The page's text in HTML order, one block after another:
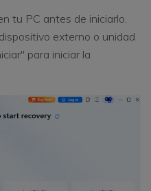
tu PC antes de iniciarlo.
externo o unidad
para iniciar la